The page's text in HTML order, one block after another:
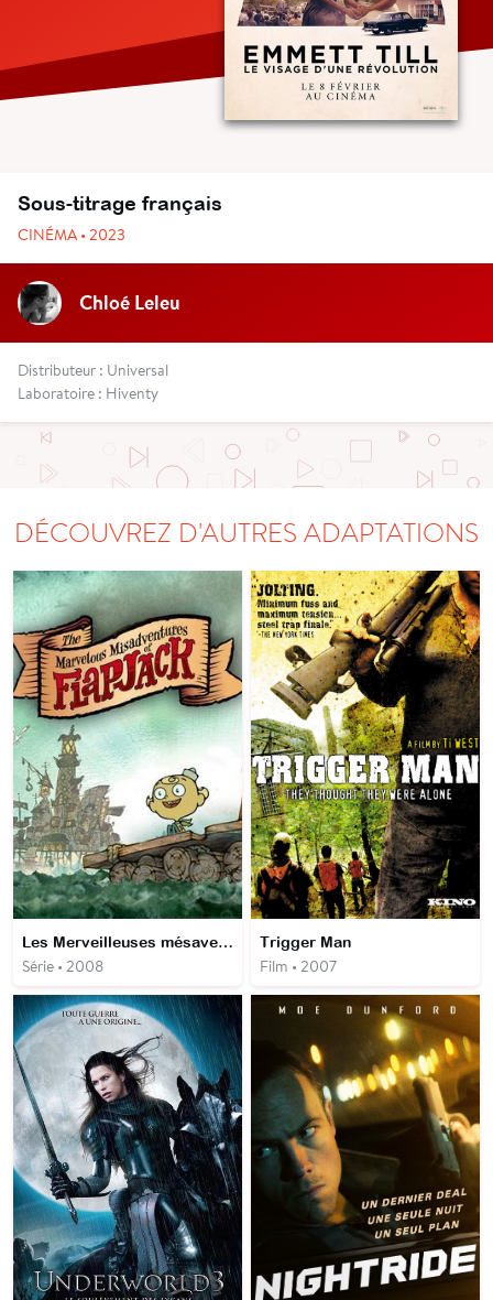
Sous-titrage français
CINÉMA • 2023
Chloé Leleu
Distributeur : Universal
Laboratoire : Hiventy
DÉCOUVREZ D'AUTRES ADAPTATIONS
Les Merveilleuses mésaventures de Flapjack
Série • 2008
Trigger Man
Film • 2007